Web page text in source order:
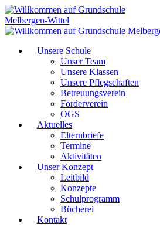
Unsere Schule
Unser Team
Unsere Klassen
Unsere Pflegschaften
Betreuungsverein
Förderverein
OGS
Aktuelles
Elternbriefe
Termine
Aktivitäten
Unser Konzept
Leitbild
Konzepte
Schulprogramm
Bücherei
Kontakt